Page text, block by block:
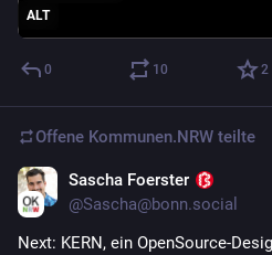
ALT
0 10 2
Offene Kommunen.NRW teilte
Sascha Foerster
@Sascha@bonn.social
Next: KERN, ein OpenSource-